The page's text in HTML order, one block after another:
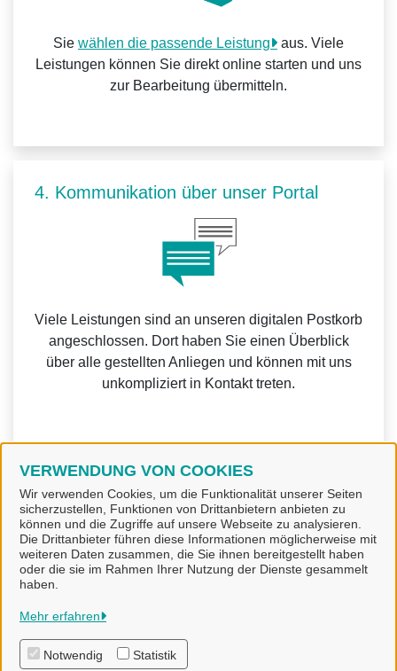
VERWENDUNG VON COOKIES
Wir verwenden Cookies, um die Funktionalität unserer Seiten
sicherzustellen, Funktionen von Drittanbietern anbieten zu
können und die Zugriffe auf unsere Webseite zu analysieren.
Die Drittanbieter führen diese Informationen möglicherweise mit
weiteren Daten zusammen, die Sie ihnen bereitgestellt haben
oder die sie im Rahmen Ihrer Nutzung der Dienste gesammelt
haben.
Mehr erfahren
Notwendig Statistik
Sie wählen die passende Leistung
aus. Viele
Leistungen können Sie direkt online starten und uns
zur Bearbeitung übermitteln.
4. Kommunikation über unser Portal
Viele Leistungen sind an unseren digitalen Postkorb
angeschlossen. Dort haben Sie einen Überblick
über alle gestellten Anliegen und können mit uns
unkompliziert in Kontakt treten.
Weitere Informationen zur BundID finden Sie auf der
FAQ-Seite des Bundes.
Stadt Alfeld (Leine)
Alle Rechte vorbehalten